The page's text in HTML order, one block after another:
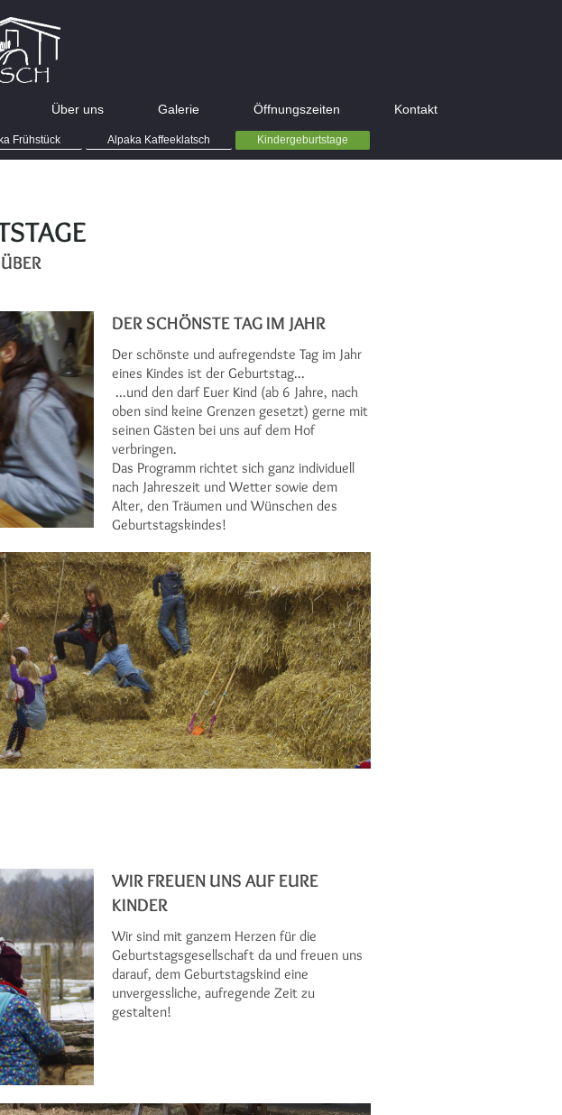
Über uns Galerie Öffnungszeiten Kontakt
Frühstück Alpaka Kaffeeklatsch Kindergeburtstage
DER SCHÖNSTE TAG IM JAHR
Der schönste und aufregendste Tag im Jahr
eines Kindes ist der Geburtstag...
...und den darf Euer Kind (ab 6 Jahre, nach
oben sind keine Grenzen gesetzt) gerne mit
seinen Gästen bei uns auf dem Hof
verbringen.
Das Programm richtet sich ganz individuell
nach Jahreszeit und Wetter sowie dem
Alter, den Träumen und Wünschen des
Geburtstagskindes!
WIR FREUEN UNS AUF EURE
KINDER
Wir sind mit ganzem Herzen für die
Geburtstagsgesellschaft da und freuen uns
darauf, dem Geburtstagskind eine
unvergessliche, aufregende Zeit zu
gestalten!